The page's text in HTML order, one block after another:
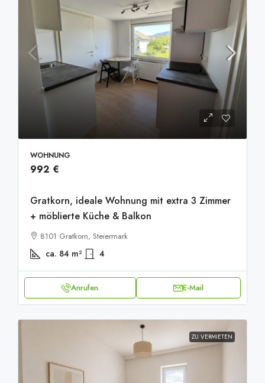
20251001_093541531_iOS
20251001_093606600_iOS
WOHNUNG
992 €
Gratkorn, ideale Wohnung mit extra 3 Zimmer
+ möblierte Küche & Balkon
8101 Gratkorn, Steiermark
ca. 84 m² 4
Anrufen E-Mail
ZU VERMIETEN